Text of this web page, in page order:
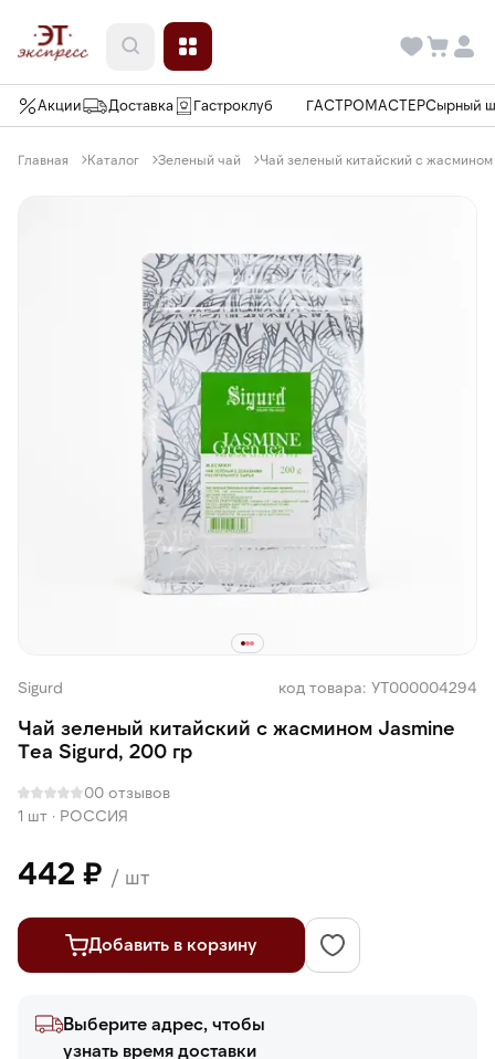
Акции Доставка Гастроклуб ГАСТРОМАСТЕРСырный
Главная Каталог Зеленый чай Чай зеленый китайский с
Sigurd код товара: УТ000004294
Чай зеленый китайский с жасмином Jasmine
Tea Sigurd, 200 гр
00 отзывов
1 шт · РОССИЯ
442 ₽ / шт
Добавить в корзину
Выберите адрес, чтобы
узнать время доставки